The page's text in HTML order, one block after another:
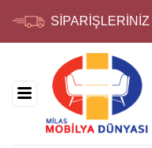
SİPARİŞLERİNİZ